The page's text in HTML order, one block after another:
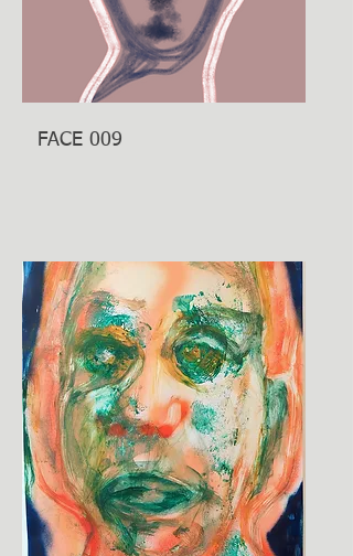
FACE 009